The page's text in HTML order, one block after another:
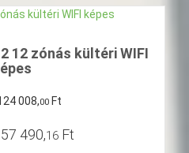
12 zónás kültéri WIFI
008,00 Ft
490,16 Ft